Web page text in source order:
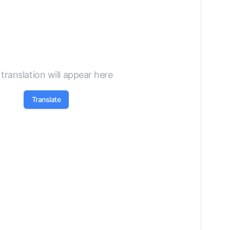
will appear here
Translate